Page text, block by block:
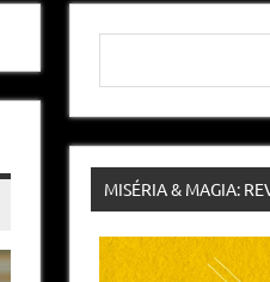
Pesquisar
MISÉRIA & MAGIA: